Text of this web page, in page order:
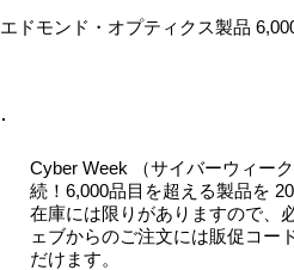
エドモンド・オプティクス製品
Cyber Week （サイバーウィー
続！6,000品目を超える製品を
在庫には限りがありますので、
ェブからのご注文には販促コー
だけます。